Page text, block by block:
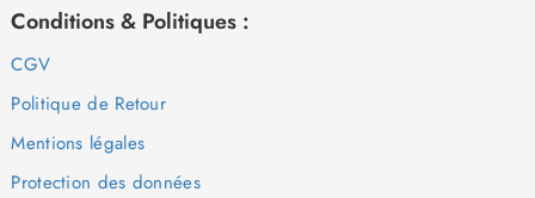
Conditions & Politiques :
CGV
Politique de Retour
Mentions légales
Protection des données